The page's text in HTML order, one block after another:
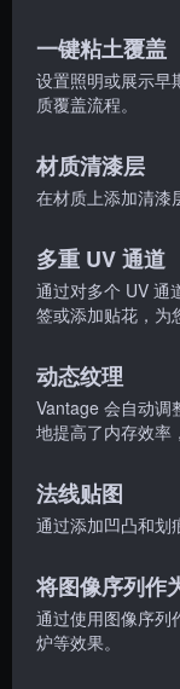
一键粘土覆盖
设置照明或展示早
质覆盖流程。
材质清漆层
在材质上添加清漆
多重 UV 通道
通过对多个 UV 通
签或添加贴花，为
动态纹理
Vantage 会自动调
地提高了内存效率
法线贴图
通过添加凹凸和划
将图像序列作
通过使用图像序列
炉等效果。